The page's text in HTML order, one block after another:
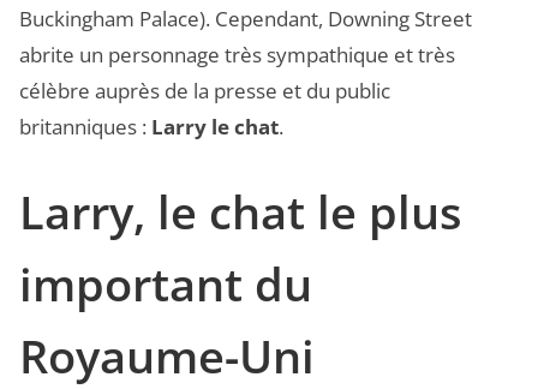
Buckingham Palace). Cependant, Downing Street
abrite un personnage très sympathique et très
célèbre auprès de la presse et du public
britanniques : Larry le chat.
Larry, le chat le plus
important du
Royaume-Uni